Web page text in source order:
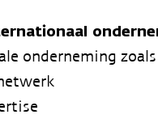
onderneming